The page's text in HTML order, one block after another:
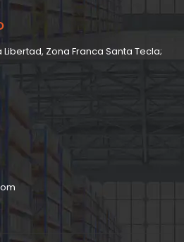
Libertad, Zona Franca Santa Tecla;